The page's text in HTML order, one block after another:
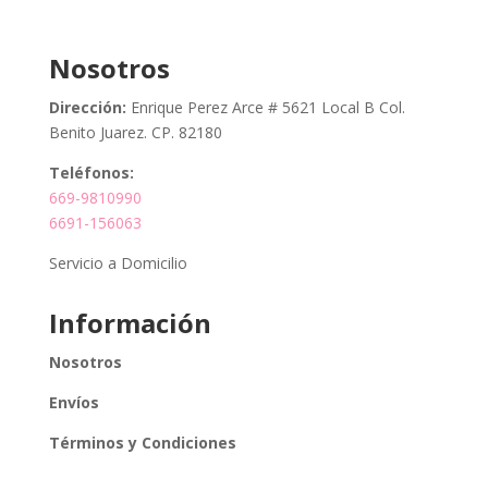
Nosotros
Dirección: Enrique Perez Arce # 5621 Local B Col.
Benito Juarez. CP. 82180
Teléfonos:
669-9810990
6691-156063
Servicio a Domicilio
Información
Nosotros
Envíos
Términos y Condiciones